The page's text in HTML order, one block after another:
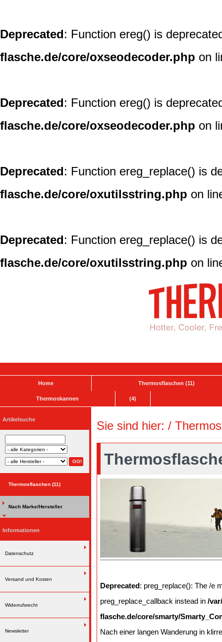
Deprecated: Function ereg() is
flasche.de/core/oxseodecoder.php on
Deprecated: Function ereg() is
flasche.de/core/oxseodecoder.php on
Deprecated: Function ereg_replace() is
flasche.de/core/oxutilsstring.php on
Deprecated: Function ereg_replace() is
flasche.de/core/oxutilsstring.php on
Home Thermosflaschen (11)
Thermoskannen (4)
Artikelsuche
Thermosflaschen (11)
Nach Marke/Hersteller
Informationen
Datenschutz
Versand und Kosten
Widerrufsrecht
Newsletter
Sie sind hier: /
Deprecated: preg_replace(): The /e
preg_replace_callback instead in /
flasche.de/core/smarty/
Nach einer langen Wanderung in